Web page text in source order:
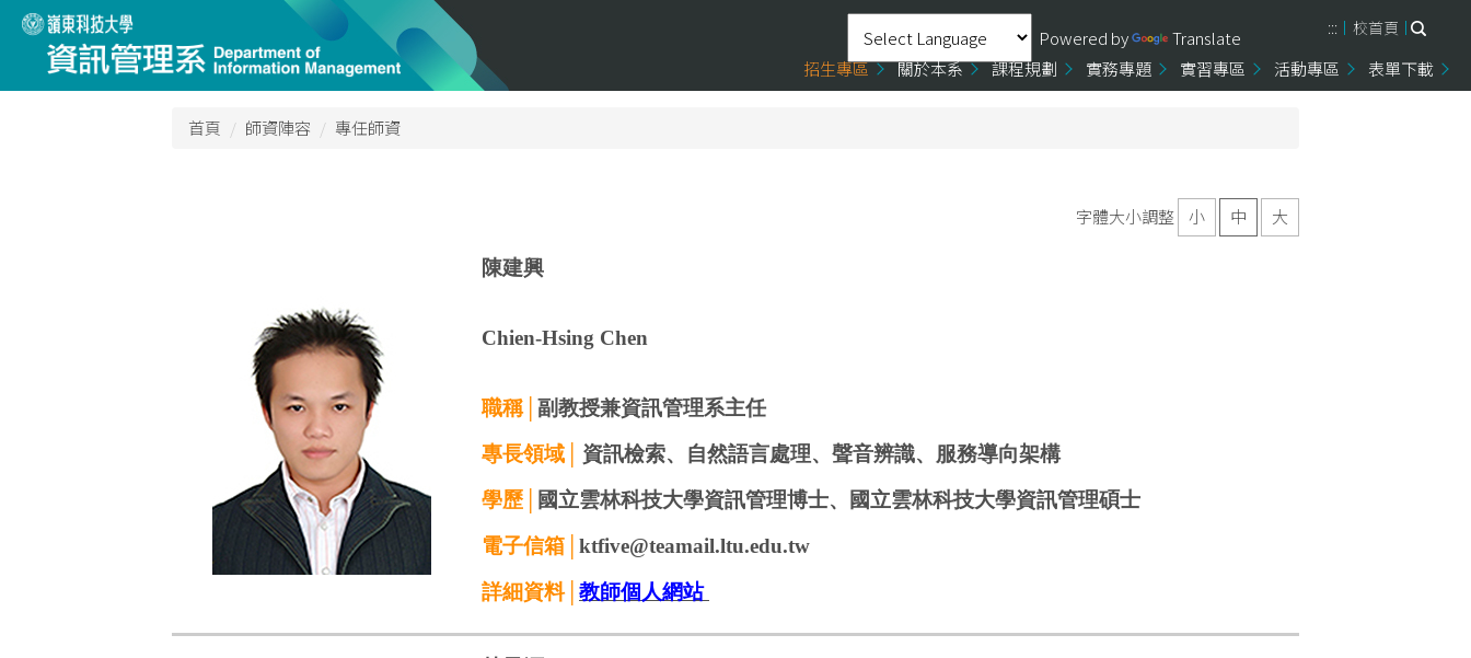
跳
到
要
Powered by Translate ::: 校首頁
招生專區 關於本系 課程規劃 實務專題 實習專區 活動專區 表單下載
首頁 師資陣容 專任師資
字體大小調整 小 中 大
陳建興
Chien-Hsing Chen
職稱│ 副教授兼資訊管理系主任
專長領域│
資訊檢索、自然語言處理、聲音辨識、服務導向架構
學歷│
國立雲林科技大學資訊管理博士、國立雲林科技大學資訊管理碩士
電子信箱│ ktfive@teamail.ltu.edu.tw
詳細資料│ 教師個人網站